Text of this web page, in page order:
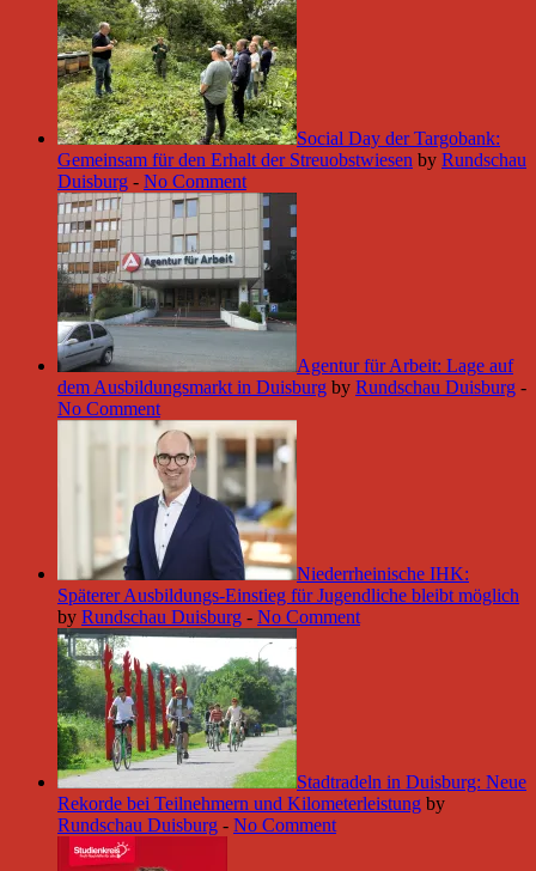
Social Day der Targobank:
Gemeinsam für den Erhalt der Streuobstwiesen by Rundschau
Duisburg - No Comment
Agentur für Arbeit: Lage auf
dem Ausbildungsmarkt in Duisburg by Rundschau Duisburg -
No Comment
Niederrheinische IHK:
Späterer Ausbildungs-Einstieg für Jugendliche bleibt möglich
by Rundschau Duisburg - No Comment
Stadtradeln in Duisburg: Neue
Rekorde bei Teilnehmern und Kilometerleistung by
Rundschau Duisburg - No Comment